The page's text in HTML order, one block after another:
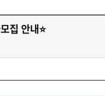
집 안내⭐️